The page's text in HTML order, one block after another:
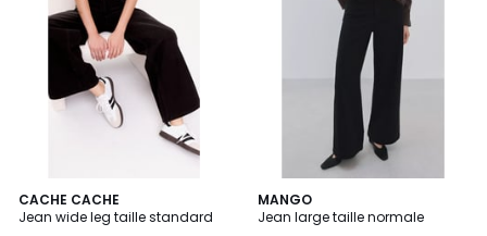
CACHE CACHE
Jean wide leg taille standard
3
Couleurs
MANGO
Jean large taille normale